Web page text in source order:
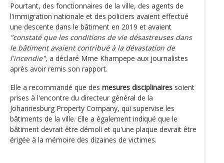
Pourtant, des fonctionnaires de la ville, des agents de
l'immigration nationale et des policiers avaient effectué
une descente dans le bâtiment en 2019 et avaient
"constaté que les conditions de vie désastreuses dans
le bâtiment avaient contribué à la dévastation de
l'incendie", a déclaré Mme Khampepe aux journalistes
après avoir remis son rapport.
Elle a recommandé que des mesures disciplinaires soient
prises à l'encontre du directeur général de la
Johannesburg Property Company, qui supervise les
bâtiments de la ville. Elle a également indiqué que le
bâtiment devrait être démoli et qu'une plaque devrait être
érigée à la mémoire des dizaines de victimes.